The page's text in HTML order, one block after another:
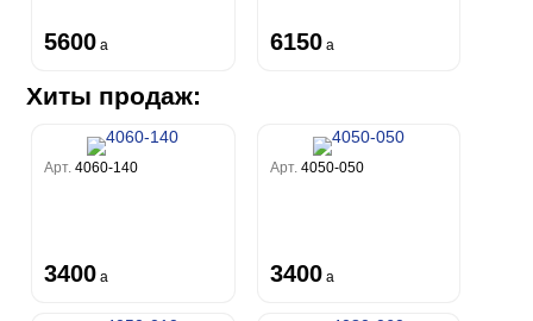
5600 a 6150 a
Хиты продаж:
Арт.4060-140
3400 a
Арт. 4050-050
3400 a